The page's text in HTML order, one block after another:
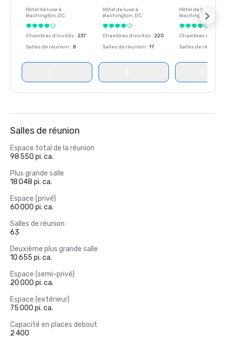
Hôtel de luxe à
Washington, DC
Chambres d'invités: 237
Salles de réunion: 8
Hôtel de luxe à
Washington, DC
Chambres d'invités: 220
Salles de réunion: 17
Hôtel de luxe à
Washington
Chambres
Salles de réunion
Salles de réunion
Espace total de la réunion
98 550 pi. ca.
Plus grande salle
18 048 pi. ca.
Espace (privé)
60 000 pi. ca.
Salles de réunion
63
Deuxième plus grande salle
10 655 pi. ca.
Espace (semi-privé)
20 000 pi. ca.
Espace (extérieur)
75 000 pi. ca.
Capacité en places debout
2 400